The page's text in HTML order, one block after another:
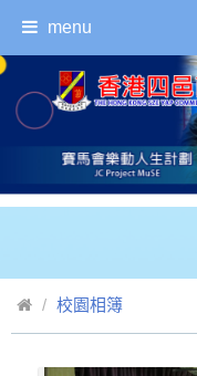
menu
校園相簿